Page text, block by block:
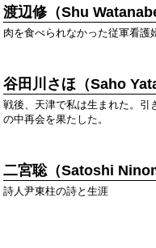
渡辺修（Shu
肉を食べられなかった従軍看護
谷田川さほ（Saho
戦後、天津で私は生まれた。引
の中再会を果たした。
二宮聡（Satoshi
詩人尹東柱の詩と生涯